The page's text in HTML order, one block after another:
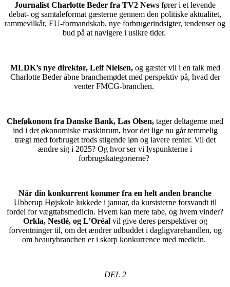
Journalist Charlotte Beder fra TV2 News fører i et levende
debat- og samtaleformat gæsterne gennem den politiske aktualitet,
rammevilkår, EU-formandskab, nye forbrugerindsigter, tendenser og
bud på at navigere i usikre tider.
MLDK’s nye direktør, Leif Nielsen,og gæster vil i en talk med
Charlotte Beder åbne branchemødet med perspektiv på, hvad der
venter FMCG-branchen.
Cheføkonom fra Danske Bank, Las Olsen, tager deltagerne med
ind i det økonomiske maskinrum, hvor det lige nu går temmelig
trægt med forbruget trods stigende løn og lavere renter. Vil det
ændre sig i 2025? Og hvor ser vi lyspunkterne i
forbrugskategorierne?
Når din konkurrent kommer fra en helt anden branche
Ubberup Højskole lukkede i januar, da kursisterne forsvandt til
fordel for vægttabsmedicin. Hvem kan mere tabe, og hvem vinder?
Orkla, Nestlé, og L’Oréalvil give deres perspektiver og
forventninger til, om det ændrer udbuddet i dagligvarehandlen, og
om beautybranchen er i skarp konkurrence med medicin.
DEL 2